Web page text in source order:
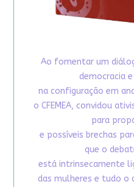
Ao fomentar um
democracia
na configuração em
o CFEMEA, convidou
para
e possíveis brechas
que o
está intrinsecamente
das mulheres e tudo o